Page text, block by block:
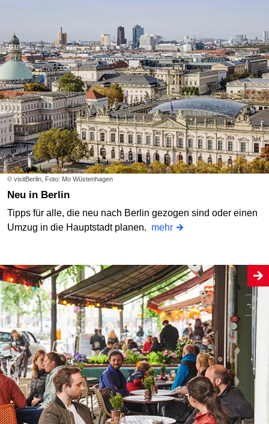
© visitBerlin, Foto: Mo Wüstenhagen
Neu in Berlin
Tipps für alle, die neu nach Berlin gezogen sind oder einen
Umzug in die Hauptstadt planen. mehr